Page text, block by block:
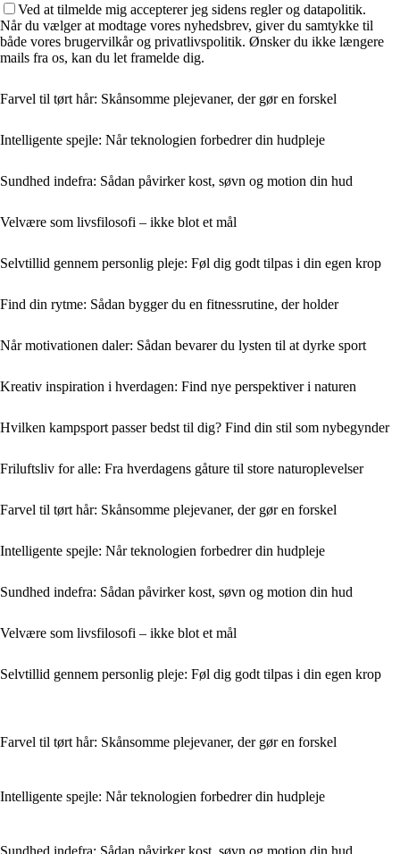
Ved at tilmelde mig accepterer jeg sidens regler og datapolitik.
Når du vælger at modtage vores nyhedsbrev, giver du samtykke til
både vores brugervilkår og privatlivspolitik. Ønsker du ikke længere
mails fra os, kan du let framelde dig.
Farvel til tørt hår: Skånsomme plejevaner, der gør en forskel
Intelligente spejle: Når teknologien forbedrer din hudpleje
Sundhed indefra: Sådan påvirker kost, søvn og motion din hud
Velvære som livsfilosofi – ikke blot et mål
Selvtillid gennem personlig pleje: Føl dig godt tilpas i din egen krop
Find din rytme: Sådan bygger du en fitnessrutine, der holder
Når motivationen daler: Sådan bevarer du lysten til at dyrke sport
Kreativ inspiration i hverdagen: Find nye perspektiver i naturen
Hvilken kampsport passer bedst til dig? Find din stil som nybegynder
Friluftsliv for alle: Fra hverdagens gåture til store naturoplevelser
Farvel til tørt hår: Skånsomme plejevaner, der gør en forskel
Intelligente spejle: Når teknologien forbedrer din hudpleje
Sundhed indefra: Sådan påvirker kost, søvn og motion din hud
Velvære som livsfilosofi – ikke blot et mål
Selvtillid gennem personlig pleje: Føl dig godt tilpas i din egen krop
Farvel til tørt hår: Skånsomme plejevaner, der gør en forskel
Intelligente spejle: Når teknologien forbedrer din hudpleje
Sundhed indefra: Sådan påvirker kost, søvn og motion din hud